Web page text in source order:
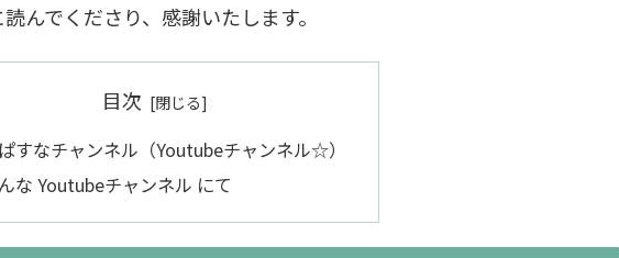
んでくださり、感謝いたします。
目次
すなチャンネル（Youtubeチャンネル☆）
な Youtubeチャンネル にて